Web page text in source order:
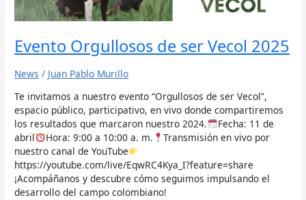
Evento Orgullosos de ser Vecol 2025
News / Juan Pablo Murillo
Te invitamos a nuestro evento “Orgullosos de ser Vecol”,
espacio público, participativo, en vivo donde compartiremos
los resultados que marcaron nuestro 2024.
Fecha: 11 de
abril
Hora: 9:00 a 10:00 a. m.
Transmisión en vivo por
nuestro canal de YouTube
https://youtube.com/live/EqwRC4Kya_I?feature=share
¡Acompáñanos y descubre cómo seguimos impulsando el
desarrollo del campo colombiano!